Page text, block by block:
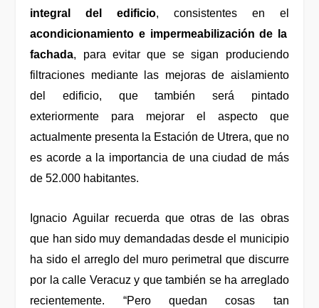
integral del edificio, consistentes en el
acondicionamiento e impermeabilización de la
fachada, para evitar que se sigan produciendo
filtraciones mediante las mejoras de aislamiento
del edificio, que también será pintado
exteriormente para mejorar el aspecto que
actualmente presenta la Estación de Utrera, que no
es acorde a la importancia de una ciudad de más
de 52.000 habitantes.
Ignacio Aguilar recuerda que otras de las obras
que han sido muy demandadas desde el municipio
ha sido el arreglo del muro perimetral que discurre
por la calle Veracuz y que también se ha arreglado
recientemente. “Pero quedan cosas tan